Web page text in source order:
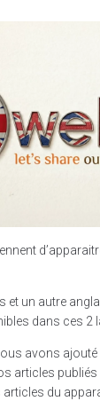
et un autre
dans ces 2
avons
articles
articles du